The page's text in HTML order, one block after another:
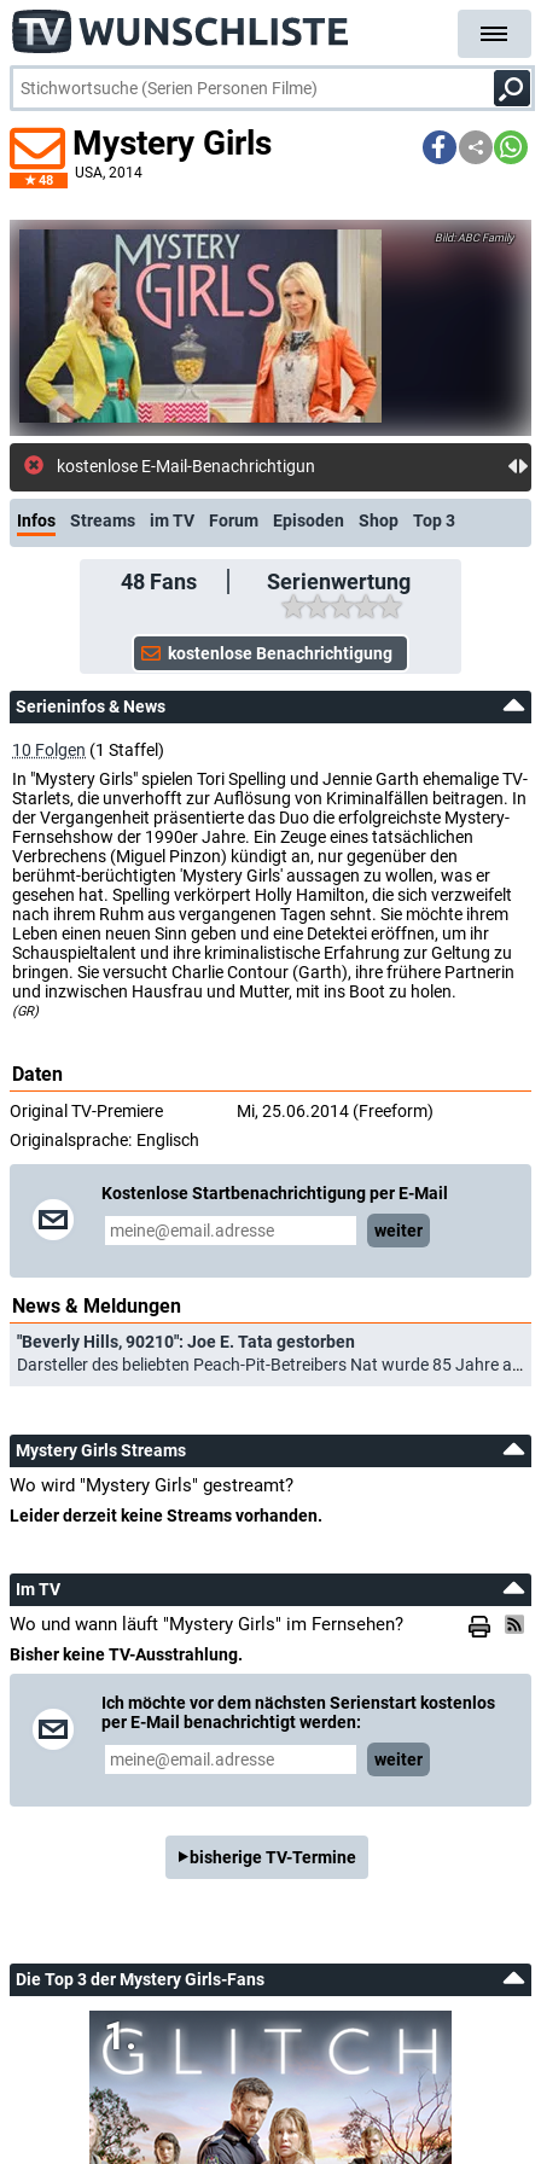
48
Mystery Girls
USA, 2014
ABC Family
kostenlose E-Mail-Benachrichtigung bei Streaming- o
Infos Streams im TV Forum Episoden Shop Top 3
48Fans Serienwertung
Serieninfos & News
10 Folgen (1 Staffel)
In "Mystery Girls" spielen Tori Spelling und Jennie Garth ehemalige TV-
Starlets, die unverhofft zur Auflösung von Kriminalfällen beitragen. In
der Vergangenheit präsentierte das Duo die erfolgreichste Mystery-
Fernsehshow der 1990er Jahre. Ein Zeuge eines tatsächlichen
Verbrechens (Miguel Pinzon) kündigt an, nur gegenüber den
berühmt-berüchtigten 'Mystery Girls' aussagen zu wollen, was er
gesehen hat. Spelling verkörpert Holly Hamilton, die sich verzweifelt
nach ihrem Ruhm aus vergangenen Tagen sehnt. Sie möchte ihrem
Leben einen neuen Sinn geben und eine Detektei eröffnen, um ihr
Schauspieltalent und ihre kriminalistische Erfahrung zur Geltung zu
bringen. Sie versucht Charlie Contour (Garth), ihre frühere Partnerin
und inzwischen Hausfrau und Mutter, mit ins Boot zu holen.
(GR)
Daten
Original TV-Premiere
Mi, 25.06.2014 (Freeform)
Originalsprache: Englisch
Kostenlose Startbenachrichtigung per E-Mail
weiter
News & Meldungen
"Beverly Hills, 90210": Joe E. Tata gestorben
Darsteller des beliebten Peach-Pit-Betreibers Nat wurde 85 Jahre alt (26.08.2022)
Mystery Girls Streams
Wo wird "Mystery Girls" gestreamt?
Leider derzeit keine Streams vorhanden.
Im TV
Wo und wann läuft "Mystery Girls" im Fernsehen?
Bisher keine TV-Ausstrahlung.
Ich möchte vor dem nächsten Serienstart kostenlos
per E-Mail benachrichtigt werden:
weiter
bisherige TV-Termine
Die Top 3 der Mystery Girls-Fans